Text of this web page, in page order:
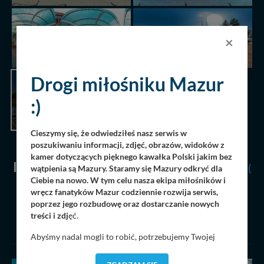
AKTUALNIE
INNE GALERIE 360OZ TEJ KATEGORII
(
19 )
×
Drogi miłośniku Mazur
:)
Cieszymy się, że odwiedziłeś nasz serwis w
poszukiwaniu informacji, zdjęć, obrazów, widoków z
kamer dotyczących pięknego kawałka Polski jakim bez
wątpienia są Mazury. Staramy się Mazury odkryć dla
Ciebie na nowo. W tym celu nasza ekipa miłośników i
wręcz fanatyków Mazur codziennie rozwija serwis,
poprzez jego rozbudowę oraz dostarczanie nowych
treści i zdjęć.
Abyśmy nadal mogli to robić, potrzebujemy Twojej
dostosować do Twoich preferencji. Twoje dane (w tym